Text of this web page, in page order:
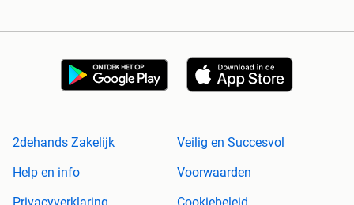
2dehands Zakelijk
Veilig en Succesvol
Help en info
Voorwaarden